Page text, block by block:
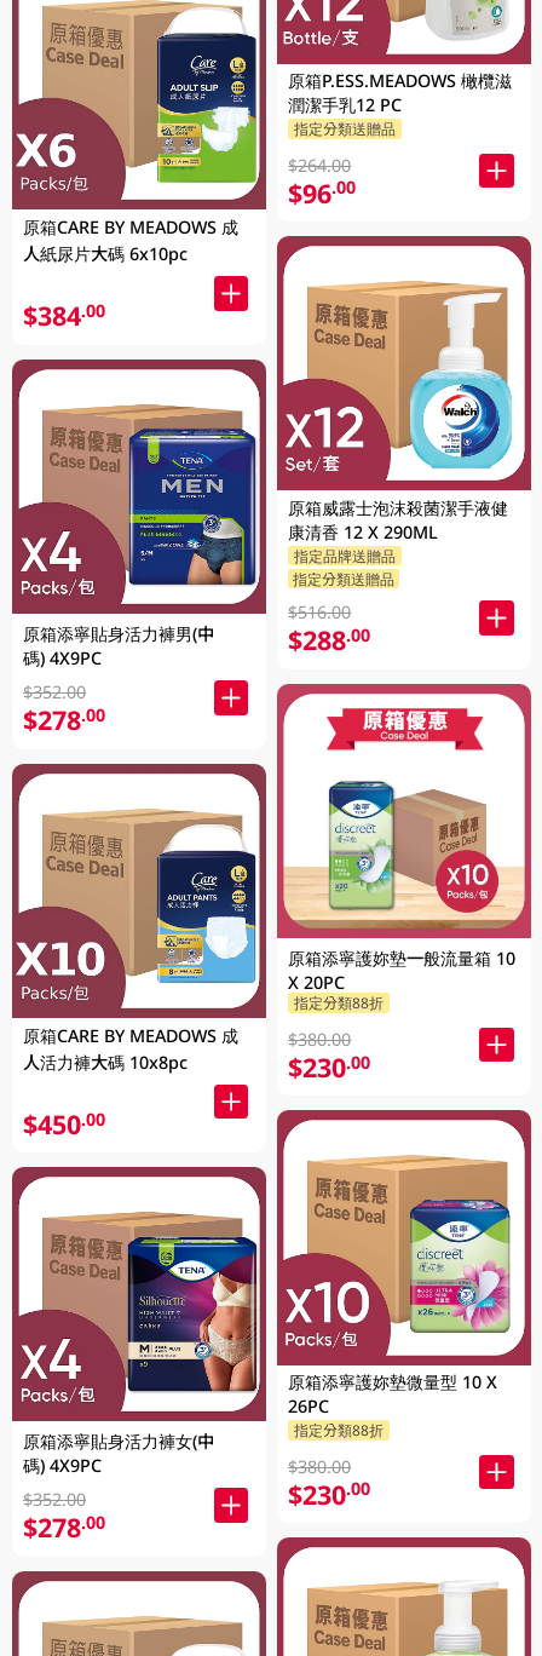
原箱CARE BY MEADOWS 成
人紙尿片大碼 6x10pc
$384.00
原箱添寧貼身活力褲男(中
碼) 4X9PC
$352.00
$278.00
原箱CARE BY MEADOWS 成
人活力褲大碼 10x8pc
$450.00
原箱添寧貼身活力褲女(中
碼) 4X9PC
$352.00
$278.00
原箱P.ESS.MEADOWS 橄欖滋
潤潔手乳12 PC
指定分類送贈品
$264.00
$96.00
原箱威露士泡沫殺菌潔手液健
康清香 12 X 290ML
指定品牌送贈品
指定分類送贈品
$516.00
$288.00
原箱添寧護妳墊一般流量箱 10
X 20PC
指定分類88折
$380.00
$230.00
原箱添寧護妳墊微量型 10 X
26PC
指定分類88折
$380.00
$230.00